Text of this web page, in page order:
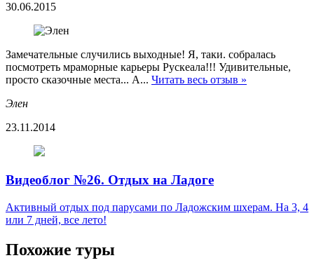
30.06.2015
Замечательные случились выходные! Я, таки. собралась
посмотреть мраморные карьеры Рускеала!!! Удивительные,
просто сказочные места... А... Читать весь отзыв »
Элен
23.11.2014
Видеоблог №26. Отдых на Ладоге
Активный отдых под парусами по Ладожским шхерам. На 3, 4
или 7 дней, все лето!
Похожие туры